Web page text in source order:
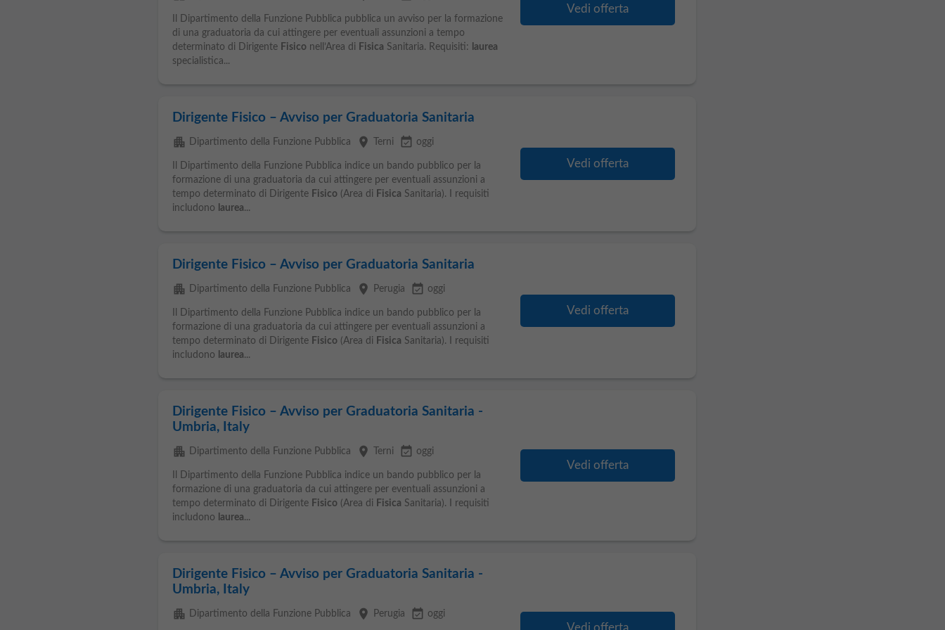
Il Dipartimento della Funzione Pubblica pubblica un avviso per la formazione
di una graduatoria da cui attingere per eventuali assunzioni a tempo
determinato di Dirigente Fisiconell’Area di Fisica Sanitaria. Requisiti:
laurea
specialistica...
Vedi offerta
Dirigente Fisico – Avviso per Graduatoria Sanitaria
apartment Dipartimento della Funzione Pubblica place Terni event_available oggi
Il Dipartimento della Funzione Pubblica indice un bando pubblico per la
formazione di una graduatoria da cui attingere per eventuali assunzioni a
tempo determinato di Dirigente Fisico(Area di Fisica Sanitaria). I requisiti
includono laurea...
Vedi offerta
Dirigente Fisico – Avviso per Graduatoria Sanitaria
apartment Dipartimento della Funzione Pubblica place Perugia event_available oggi
Il Dipartimento della Funzione Pubblica indice un bando pubblico per la
formazione di una graduatoria da cui attingere per eventuali assunzioni a
tempo determinato di Dirigente Fisico(Area di Fisica Sanitaria). I requisiti
includono laurea...
Vedi offerta
Dirigente Fisico – Avviso per Graduatoria Sanitaria -
Umbria, Italy
apartment Dipartimento della Funzione Pubblica place Terni event_available oggi
Il Dipartimento della Funzione Pubblica indice un bando pubblico per la
formazione di una graduatoria da cui attingere per eventuali assunzioni a
tempo determinato di Dirigente Fisico(Area di Fisica Sanitaria). I requisiti
includono laurea...
Vedi offerta
Dirigente Fisico – Avviso per Graduatoria Sanitaria -
Umbria, Italy
apartment Dipartimento della Funzione Pubblica place Perugia event_available oggi
Vedi offerta